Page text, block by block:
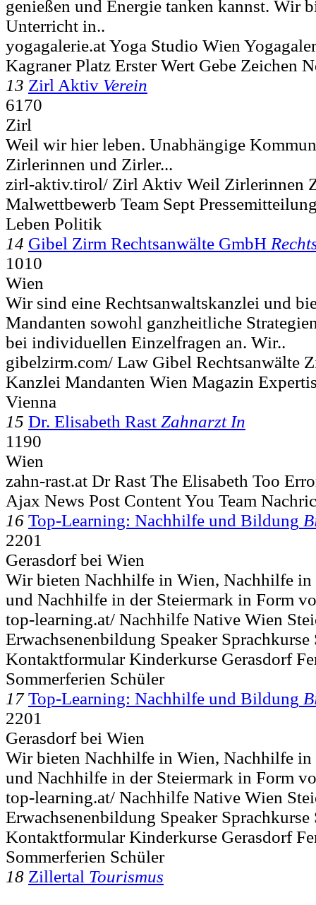
genießen und Energie tanken kannst. Wir
Unterricht in..
yogagalerie.at Yoga Studio Wien
Kagraner Platz Erster Wert Gebe Zeichen
13 Zirl Aktiv Verein
6170
Zirl
Weil wir hier leben. Unabhängige
Zirlerinnen und Zirler...
zirl-aktiv.tirol/ Zirl Aktiv Weil Zirlerinnen
Malwettbewerb Team Sept
Leben Politik
14 Gibel Zirm Rechtsanwälte GmbH
1010
Wien
Wir sind eine Rechtsanwaltskanzlei und
Mandanten sowohl ganzheitliche
bei individuellen Einzelfragen an. Wir..
gibelzirm.com/ Law Gibel Rechtsanwälte
Kanzlei Mandanten Wien Magazin
Vienna
15 Dr. Elisabeth Rast Zahnarzt In
1190
Wien
zahn-rast.at Dr Rast The Elisabeth Too
Ajax News Post Content You Team
16 Top-Learning: Nachhilfe und Bildung
2201
Gerasdorf bei Wien
Wir bieten Nachhilfe in Wien, Nachhilfe
und Nachhilfe in der Steiermark in Form
top-learning.at/ Nachhilfe Native Wien
Erwachsenenbildung Speaker Sprachkurse
Kontaktformular Kinderkurse Gerasdorf
Sommerferien Schüler
17 Top-Learning: Nachhilfe und Bildung
2201
Gerasdorf bei Wien
Wir bieten Nachhilfe in Wien, Nachhilfe
und Nachhilfe in der Steiermark in Form
top-learning.at/ Nachhilfe Native Wien
Erwachsenenbildung Speaker Sprachkurse
Kontaktformular Kinderkurse Gerasdorf
Sommerferien Schüler
18 Zillertal Tourismus